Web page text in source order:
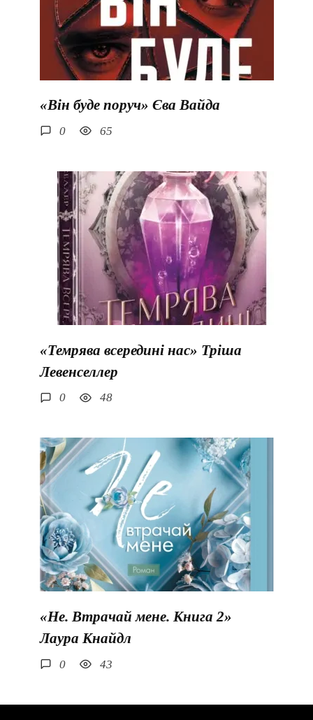
«Він буде поруч» Єва Вайда
0 65
«Темрява всередині нас» Тріша
Левенселлер
0 48
«Не. Втрачай мене. Книга 2»
Лаура Кнайдл
0 43